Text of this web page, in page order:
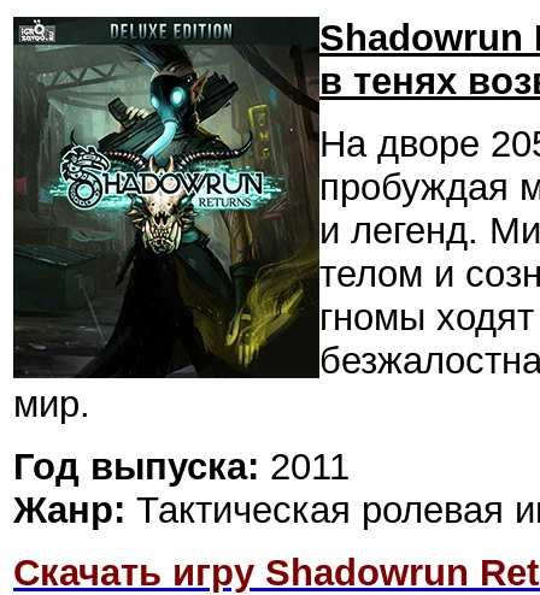
Shadowrun
в тенях
На дворе
пробуждая
и легенд.
телом и
гномы
мир.
Год выпуска: 2011
Жанр: Тактическая ролевая
Скачать игру Shadowrun